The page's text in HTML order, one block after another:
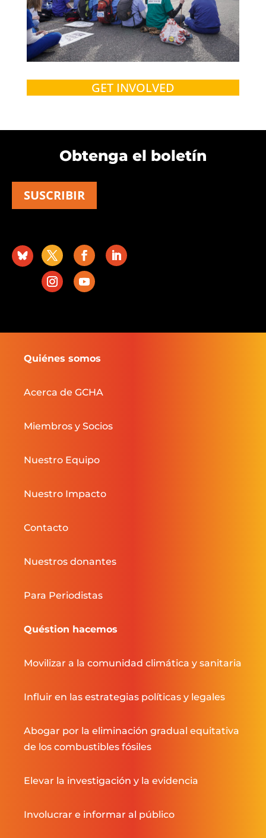
GET INVOLVED
Obtenga el boletín
SUSCRIBIR
Quiénes somos
Acerca de GCHA
Miembros y Socios
Nuestro Equipo
Nuestro Impacto
Contacto
Nuestros donantes
Para Periodistas
Quéstion hacemos
Movilizar a la comunidad climática y sanitaria
Influir en las estrategias políticas y legales
Abogar por la eliminación gradual equitativa
de los combustibles fósiles
Elevar la investigación y la evidencia
Involucrar e informar al público